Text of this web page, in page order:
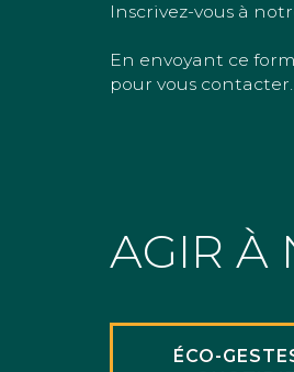
Inscrivez-vous à
En envoyant ce
pour vous
AGIR À
ÉCO-